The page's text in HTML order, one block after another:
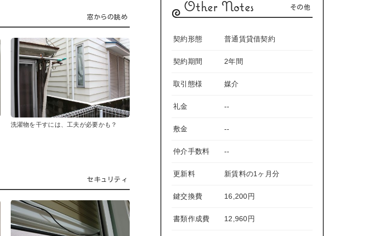
窓からの眺め
洗濯物を干すには、工夫が必要かも？
セキュリティ
Other Notes その他
契約形態 普通賃貸借契約
契約期間 2年間
取引態様 媒介
礼金 --
敷金 --
仲介手数料 --
更新料 新賃料の1ヶ月分
鍵交換費 16,200円
書類作成費 12,960円